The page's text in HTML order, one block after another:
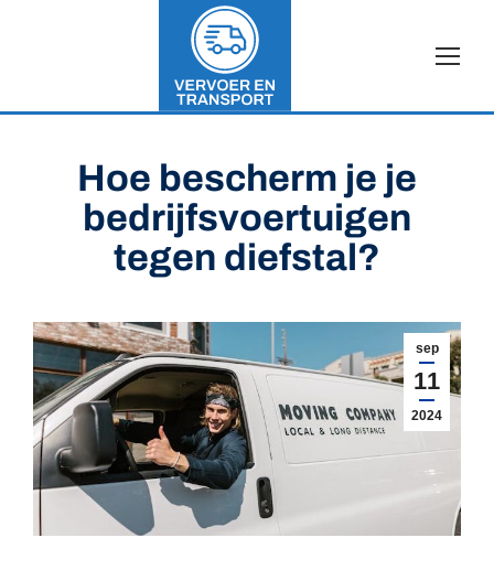
Hoe bescherm je je
bedrijfsvoertuigen
tegen diefstal?
sep
11
2024